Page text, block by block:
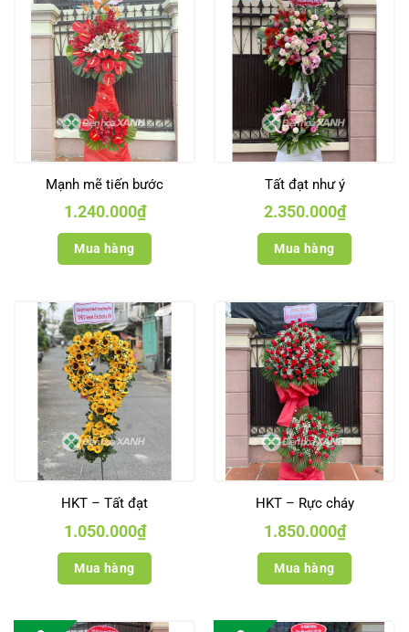
Mạnh mẽ tiến bước
1.240.000₫
Mua hàng
Tất đạt như ý
2.350.000₫
Mua hàng
HKT – Tất đạt
1.050.000₫
Mua hàng
HKT – Rực cháy
1.850.000₫
Mua hàng